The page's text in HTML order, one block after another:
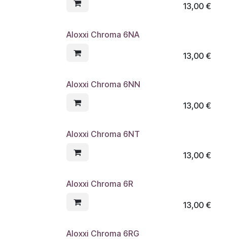
13,00€
Aloxxi Chroma 6NA
13,00€
Aloxxi Chroma 6NN
13,00€
Aloxxi Chroma 6NT
13,00€
Aloxxi Chroma 6R
13,00€
Aloxxi Chroma 6RG